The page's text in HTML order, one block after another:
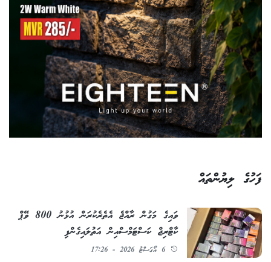
ފަހުގެ ލިޔުންތައް
ވައިގެ މަގުން ރާއްޖެ އެތެރެކުރަން އުޅުނު 800 ވޭޕް
ކާޓްރިޖް ކަސްޓަމްސްއިން އަތުލައިގެންފި
6 އޯގަސްޓު 2026 - 17:26